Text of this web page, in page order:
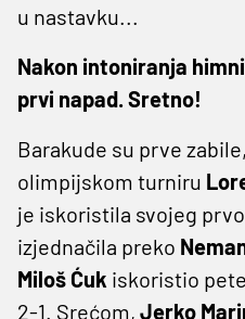
u nastavku...
Nakon intoniranja
prvi napad. Sretno!
Barakude su prve
olimpijskom turniru
je iskoristila svojeg
izjednačila preko
Miloš Ćuk iskoristio
2-1. Srećom, Jerko